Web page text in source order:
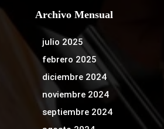
Archivo Mensual
julio 2025
febrero 2025
diciembre 2024
noviembre 2024
septiembre 2024